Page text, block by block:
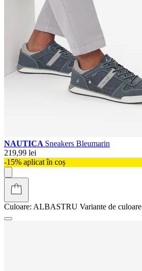
NAUTICA Sneakers Bleumarin
219,99 lei
-15% aplicat în coș
Culoare: ALBASTRU Variante de culoare